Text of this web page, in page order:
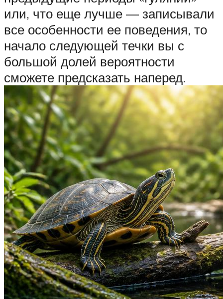
или, что еще лучше — записывали
все особенности ее поведения, то
начало следующей течки вы с
большой долей вероятности
сможете предсказать наперед.